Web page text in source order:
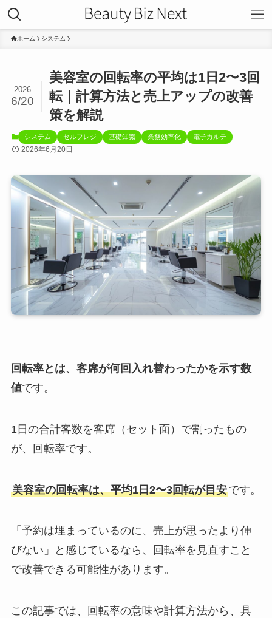
ホーム システム
美容室の回転率の平均は1日2〜3回
転｜計算方法と売上アップの改善
策を解説
2026
6/20
システム セルフレジ 基礎知識 業務効率化 電子カルテ
2026年6月20日
回転率とは、客席が何回入れ替わったかを示す数
値です。
1日の合計客数を客席（セット面）で割ったもの
が、回転率です。
美容室の回転率は、平均1日2〜3回転が目安です。
「予約は埋まっているのに、売上が思ったより伸
びない」と感じているなら、回転率を見直すこと
で改善できる可能性があります。
この記事では、回転率の意味や計算方法から、具